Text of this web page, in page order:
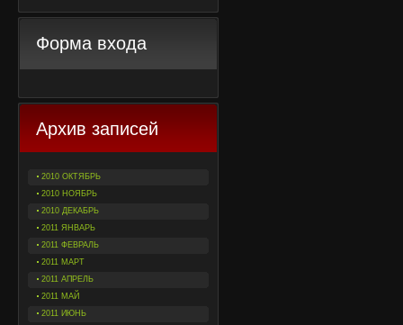
Форма входа
Архив записей
2010 ОКТЯБРЬ
2010 НОЯБРЬ
2010 ДЕКАБРЬ
2011 ЯНВАРЬ
2011 ФЕВРАЛЬ
2011 МАРТ
2011 АПРЕЛЬ
2011 МАЙ
2011 ИЮНЬ